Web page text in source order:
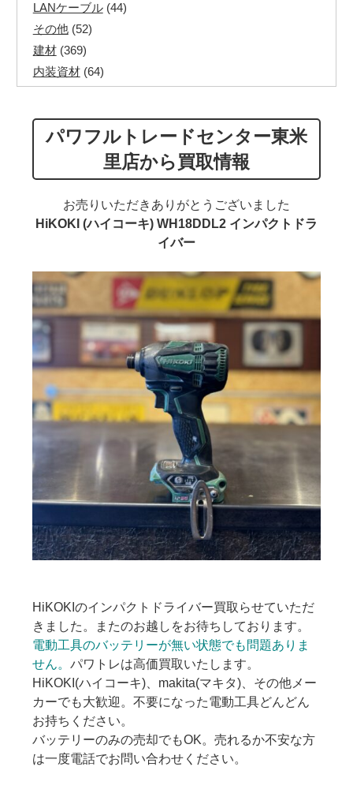
LANケーブル(44)
その他(52)
建材(369)
内装資材(64)
その他ツール (48)
その他建築資材(113)
半端電線(40)
マイナーケーブル(13)
VCTFケーブル
(12)
同軸ケーブル
(11)
エコケーブル(3)
パワフルトレードセンター東米
里店から買取情報
お売りいただきありがとうございました
HiKOKI (ハイコーキ) WH18DDL2 インパクトドラ
イバー
HiKOKIのインパクトドライバー買取らせていただ
きました。またのお越しをお待ちしております。
電動工具のバッテリーが無い状態でも問題ありま
せん。パワトレは高価買取いたします。
HiKOKI(ハイコーキ)、makita(マキタ)、その他メー
カーでも大歓迎。不要になった電動工具どんどん
お持ちください。
バッテリーのみの売却でもOK。売れるか不安な方
は一度電話でお問い合わせください。